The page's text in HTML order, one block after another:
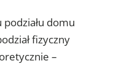
domu
fizyczny
–